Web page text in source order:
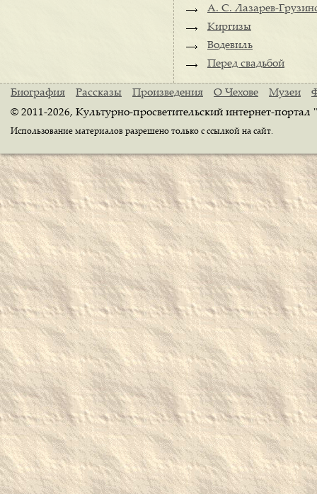
А. С. Лазарев-
Киргизы
Водевиль
Перед свадьбой
Биография Рассказы Произведения О Чехове Музеи
© 2011-2026, Культурно-просветительский интернет-
Использование материалов разрешено только с ссылкой на сайт.